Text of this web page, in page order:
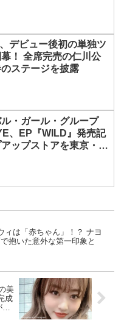
デビュー後初の単独ツ
！ 全席完売の仁川公
ステージを披露
・ガール・グループ
、EP『WILD』発売記
ップストアを東京・原
ィは「赤ちゃん」！？ ナヨ
抱いた意外な第一印象と
美
成
ひ